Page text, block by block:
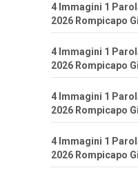
4 Immagini 1
2026 Rompicapo
4 Immagini 1
2026 Rompicapo
4 Immagini 1
2026 Rompicapo
4 Immagini 1
2026 Rompicapo